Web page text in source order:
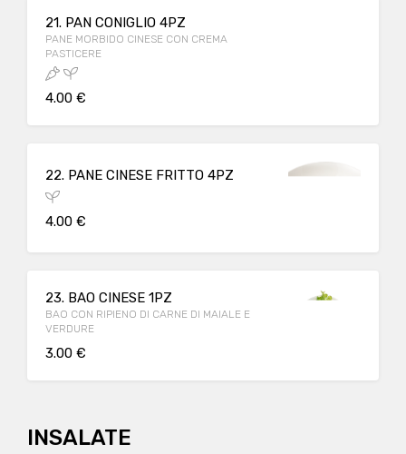
21. PAN CONIGLIO 4PZ
PANE MORBIDO CINESE CON CREMA
PASTICERE
4.00 €
22. PANE CINESE FRITTO 4PZ
4.00 €
23. BAO CINESE 1PZ
BAO CON RIPIENO DI CARNE DI MAIALE E
VERDURE
3.00 €
INSALATE